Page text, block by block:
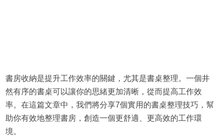
書房收納是提升工作效率的關鍵，尤其是書桌整理。一個井
然有序的書桌可以讓你的思緒更加清晰，從而提高工作效
率。在這篇文章中，我們將分享7個實用的書桌整理技巧，幫
助你有效地整理書房，創造一個更舒適、更高效的工作環
境。